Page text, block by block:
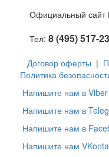
Официальный сайт
Тел: 8 (495) 517-
Договор оферты |
Политика
Напишите нам в Viber
Напишите нам в
Напишите нам в
Напишите нам